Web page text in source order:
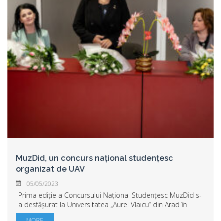
MuzDid, un concurs național studențesc
organizat de UAV
05/05/2023
Prima ediție a Concursului Național Studențesc MuzDid s-
a desfășurat la Universitatea „Aurel Vlaicu” din Arad în
perioada 3-4 mai 2023. Au participat 60 de concurenți de